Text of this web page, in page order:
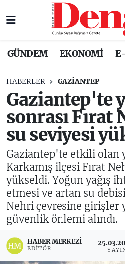
GÜNDEM EKONOMİ
HABERLER GAZIANTEP
Gaziantep'te
sonrası Fırat
su seviyesi
Gaziantep'te etkili olan
Karkamış ilçesi Fırat
yükseldi. Yoğun yağış
etmesi ve artan su
Nehri çevresine girişler
güvenlik önlemi alındı.
HABER MERKEZI
EDITÖR
Nöbetçi Eczaneler
Trafik Durumu
Süper Lig Puan
Tüm Manşetler
Son Dakika Haberleri
Haber Arşivi